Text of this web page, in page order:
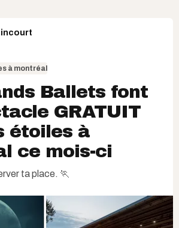
à montréal
Ballets font
GRATUIT
étoiles à
ce mois-ci
ta place. 🏃